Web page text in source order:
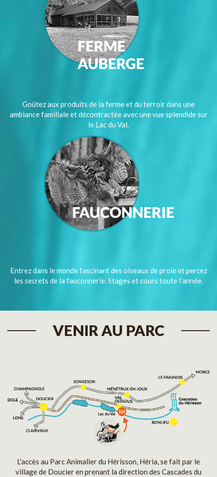
Goûtez aux produits de la ferme et du terroir dans une
ambiance familiale et décontractée avec une vue splendide sur
le Lac du Val.
Entrez dans le monde fascinant des oiseaux de proie et percez
les secrets de la fauconnerie. Stages et cours toute l’année.
VENIR AU PARC
L'accès au Parc Animalier du Hérisson, Héria, se fait par le
village de Doucier en prenant la direction des Cascades du